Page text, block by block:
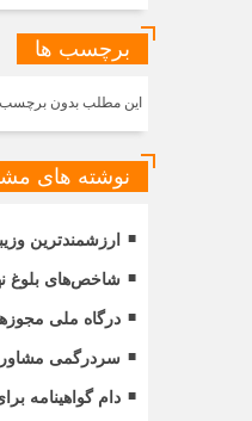
برچسب ها
این مطلب بدون
نوشته های
ارزشمندترین
شاخص‌های بلوغ
درگاه ملی
سردرگمی
دام گواهینامه